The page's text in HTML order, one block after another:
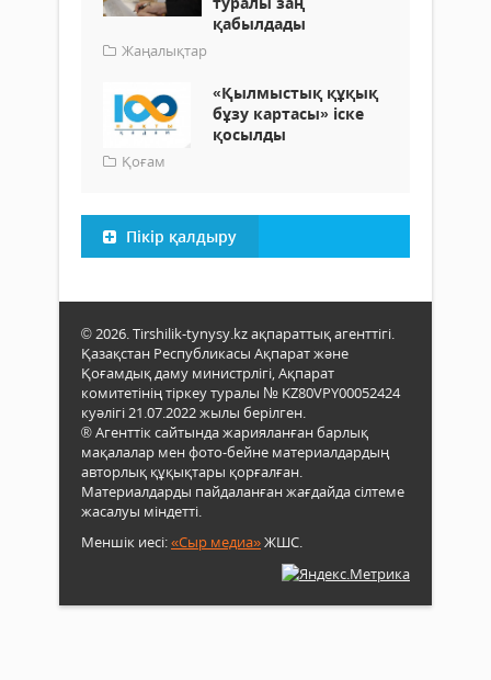
қабылдады
Жаңалықтар
«Қылмыстық құқық
бұзу картасы» іске
қосылды
Қоғам
Пікір қалдыру
© 2026. Tirshilik-tynysy.kz ақпараттық агенттігі.
Қазақстан Республикасы Ақпарат және
Қоғамдық даму министрлігі, Ақпарат
комитетінің тіркеу туралы № KZ80VPY00052424
куәлігі 21.07.2022 жылы берілген.
® Агенттік сайтында жарияланған барлық
мақалалар мен фото-бейне материалдардың
авторлық құқықтары қорғалған.
Материалдарды пайдаланған жағдайда сілтеме
жасалуы міндетті.
Меншік иесі:«Сыр медиа»ЖШС.